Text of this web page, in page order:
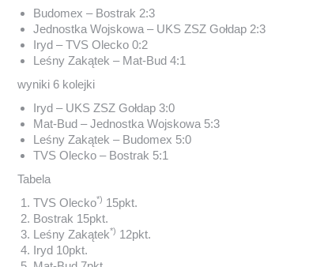
Budomex – Bostrak 2:3
Jednostka Wojskowa – UKS ZSZ Gołdap 2:3
Iryd – TVS Olecko 0:2
Leśny Zakątek – Mat-Bud 4:1
wyniki 6 kolejki
Iryd – UKS ZSZ Gołdap 3:0
Mat-Bud – Jednostka Wojskowa 5:3
Leśny Zakątek – Budomex 5:0
TVS Olecko – Bostrak 5:1
Tabela
TVS Olecko*) 15pkt.
Bostrak 15pkt.
Leśny Zakątek*) 12pkt.
Iryd 10pkt.